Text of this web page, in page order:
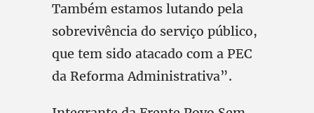
Também estamos lutando pela
sobrevivência do serviço público,
que tem sido atacado com a PEC
da Reforma Administrativa”.